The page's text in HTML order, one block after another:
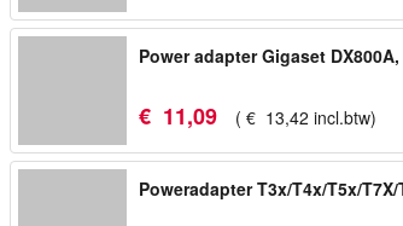
Power adapter Gigaset
€ 11,09 ( € 13,42 incl.btw)
Poweradapter T3x/T4x/T5x/